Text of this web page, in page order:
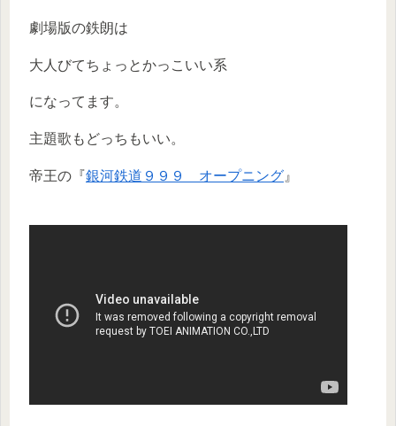
劇場版の鉄朗は
大人びてちょっとかっこいい系
になってます。
主題歌もどっちもいい。
帝王の『銀河鉄道９９９ オープニング 』